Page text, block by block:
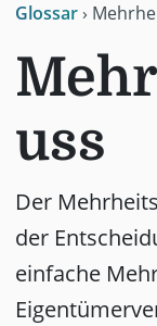
Glossar›
uss
Der
der
einfache